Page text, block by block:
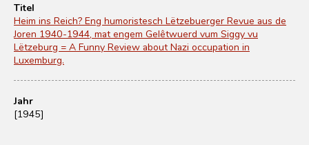
Titel
Heim ins Reich? Eng humoristesch Lëtzebuerger Revue aus de
Joren 1940-1944, mat engem Gelêtwuerd vum Siggy vu
Lëtzeburg = A Funny Review about Nazi occupation in
Luxemburg.
Jahr
[1945]